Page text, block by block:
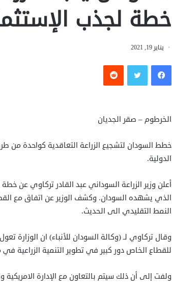
خطة لجذب
يناير 19, 2021
فيسبوكتويتر
الخرطوم – صقر الجديان
خطط السودان لتشجيع الزراعة التعاقدية كواحدة من
الدولية.
أعلن وزير الزراعة السوداني عبد القادر تركاوي عن
الذي يشهده السودان. وكشف الوزير عن اتفاق مع
النمط التقليدي الى الحديث.
وقال تركاوي لـ (وكالة السودان للأنباء) ان الوزارة
للقطاع الخاص دور كبير في تطوير التنمية الزراعية
ولفت إلى أن ذلك سيتم بالتعاون مع الإدارة